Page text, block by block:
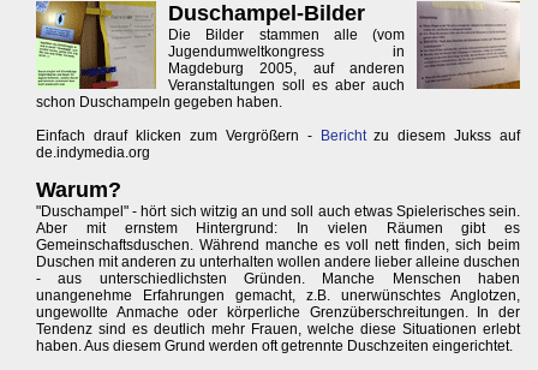
Duschampel-Bilder
Die Bilder stammen alle (vom
Jugendumweltkongress in
Magdeburg 2005, auf anderen
Veranstaltungen soll es aber auch
schon Duschampeln gegeben haben.
Einfach drauf klicken zum Vergrößern -
Berichtzu diesem Jukss auf
de.indymedia.org
Warum?
"Duschampel" - hört sich witzig an und soll auch etwas Spielerisches sein.
Aber mit ernstem Hintergrund: In vielen Räumen gibt es
Gemeinschaftsduschen. Während manche es voll nett finden, sich beim
Duschen mit anderen zu unterhalten wollen andere lieber alleine duschen
- aus unterschiedlichsten Gründen. Manche Menschen haben
unangenehme Erfahrungen gemacht, z.B. unerwünschtes Anglotzen,
ungewollte Anmache oder körperliche Grenzüberschreitungen. In der
Tendenz sind es deutlich mehr Frauen, welche diese Situationen erlebt
haben. Aus diesem Grund werden oft getrennte Duschzeiten eingerichtet.